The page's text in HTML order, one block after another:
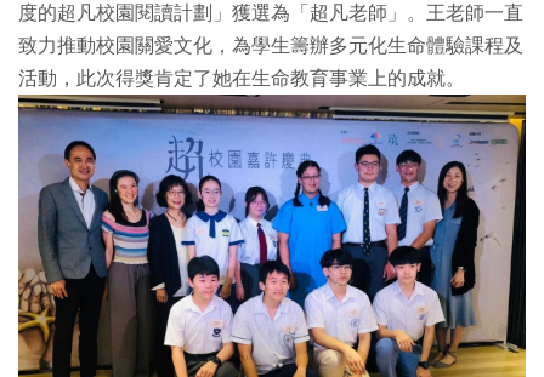
度的超凡校園閱讀計劃」獲選為「超凡老師」。王老師一直
致力推動校園關愛文化，為學生籌辦多元化生命體驗課程及
活動，此次得獎肯定了她在生命教育事業上的成就。